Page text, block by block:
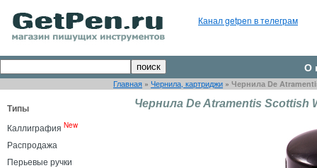
Канал getpen в телеграм
О
Главная » Чернила, картриджи » Чернила De
Типы
Каллиграфия New
Распродажа
Перьевые ручки
Чернила De Atramentis Scottish